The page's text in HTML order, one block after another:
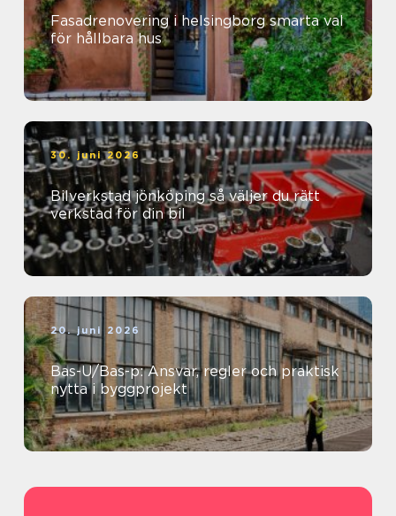
Fasadrenovering i helsingborg smarta val
för hållbara hus
30. juni 2026
Bilverkstad jönköping så väljer du rätt
verkstad för din bil
20. juni 2026
Bas-U/Bas-p: Ansvar, regler och praktisk
nytta i byggprojekt